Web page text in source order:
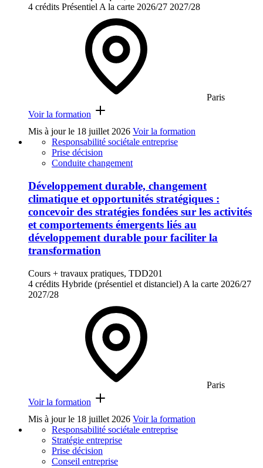
4 crédits Présentiel A la carte 2026/27 2027/28
Paris
Voir la formation
Mis à jour le 18 juillet 2026 Voir la formation
Responsabilité sociétale entreprise
Prise décision
Conduite changement
Développement durable, changement
climatique et opportunités stratégiques :
concevoir des stratégies fondées sur les activités
et comportements émergents liés au
développement durable pour faciliter la
transformation
Cours + travaux pratiques, TDD201
4 crédits Hybride (présentiel et distanciel) A la carte 2026/27
2027/28
Paris
Voir la formation
Mis à jour le 18 juillet 2026 Voir la formation
Responsabilité sociétale entreprise
Stratégie entreprise
Prise décision
Conseil entreprise